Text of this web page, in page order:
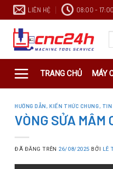
Chuyển
đến
LIÊN HỆ 08:00 - 17:00
TRANG CHỦ MÁY
HƯỚNG DẪN ,KIẾN THỨC CHUNG , TIN
VÒNG SỬA MÂM
ĐÃ ĐĂNG TRÊN 26/08/2025 BỞI LÊ